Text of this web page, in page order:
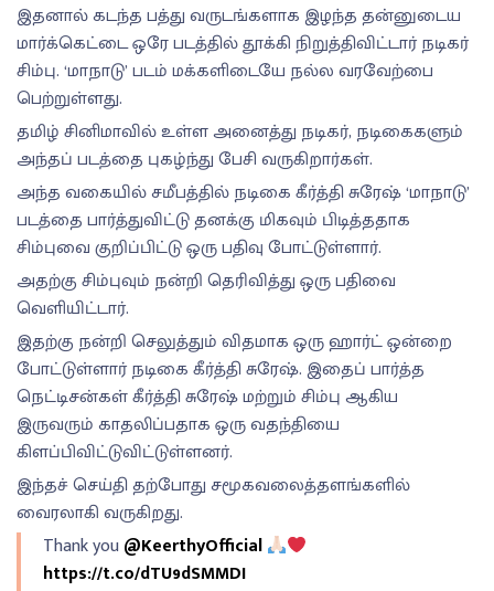
இதனால் கடந்த பத்து வருடங்களாக இழந்த தன்னுடைய
மார்க்கெட்டை ஒரே படத்தில் தூக்கி நிறுத்திவிட்டார் நடிகர்
சிம்பு. ‘மாநாடு’ படம் மக்களிடையே நல்ல வரவேற்பை
பெற்றுள்ளது.
தமிழ் சினிமாவில் உள்ள அனைத்து நடிகர், நடிகைகளும்
அந்தப் படத்தை புகழ்ந்து பேசி வருகிறார்கள்.
அந்த வகையில் சமீபத்தில் நடிகை கீர்த்தி சுரேஷ் ‘மாநாடு’
படத்தை பார்த்துவிட்டு தனக்கு மிகவும் பிடித்ததாக
சிம்புவை குறிப்பிட்டு ஒரு பதிவு போட்டுள்ளார்.
அதற்கு சிம்புவும் நன்றி தெரிவித்து ஒரு பதிவை
வெளியிட்டார்.
இதற்கு நன்றி செலுத்தும் விதமாக ஒரு ஹார்ட் ஒன்றை
போட்டுள்ளார் நடிகை கீர்த்தி சுரேஷ். இதைப் பார்த்த
நெட்டிசன்கள் கீர்த்தி சுரேஷ் மற்றும் சிம்பு ஆகிய
இருவரும் காதலிப்பதாக ஒரு வதந்தியை
கிளப்பிவிட்டுவிட்டுள்ளனர்.
இந்தச் செய்தி தற்போது சமூகவலைத்தளங்களில்
வைரலாகி வருகிறது.
Thank you@KeerthyOfficial
https://t.co/dTU9dSMMDI